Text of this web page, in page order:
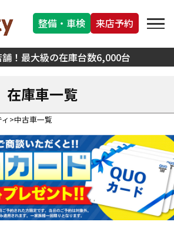
！最大級の在庫台数6,000台
整備・車検 来店予約
在庫車一覧
中古車一覧